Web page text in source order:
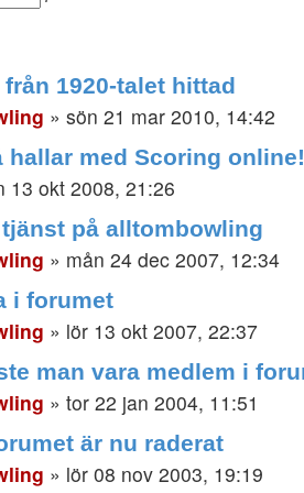
1920-talet hittad
» sön 21 mar 2010, 14:42
hallar med Scoring online!
13 okt 2008, 21:26
på alltombowling
» mån 24 dec 2007, 12:34
i forumet
» lör 13 okt 2007, 22:37
man vara medlem i
» tor 22 jan 2004, 11:51
är nu raderat
» lör 08 nov 2003, 19:19